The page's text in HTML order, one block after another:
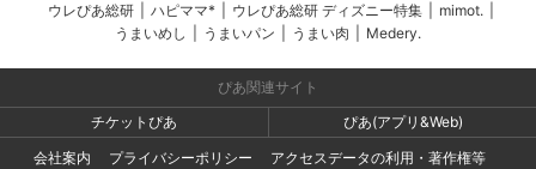
ウレぴあ総研 ハピママ* ウレぴあ総研 ディズニー特集 mimot.
うまいめし
うまいパン うまい肉 Medery.
ぴあ関連サイト
チケットぴあ
ぴあ(アプリ&Web)
会社案内
プライバシーポリシー
アクセスデータの利用・著作権等